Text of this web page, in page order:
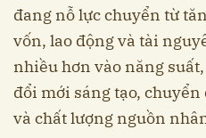
đang nỗ lực chuyển từ
vốn, lao động và tài
nhiều hơn vào năng
đổi mới sáng tạo,
và chất lượng nguồn